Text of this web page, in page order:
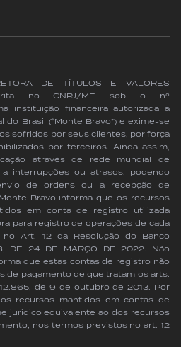
DE TÍTULOS E VALORES
no CNPJ/ME sob o nº
instituição financeira autorizada a
do Brasil (“Monte Bravo”) e exime-se
sofridos por seus clientes, por força
por terceiros. Ainda assim,
através de rede mundial de
interrupções ou atrasos, podendo
de ordens ou a recepção de
Bravo informa que os recursos
em conta de registro utilizada
para registro de operações de cada
Art. 12 da Resolução do Banco
DE 24 DE MARÇO DE 2022. Não
que estas contas de registro não
de pagamento de que tratam os arts.
de 9 de outubro de 2013. Por
recursos mantidos em contas de
jurídico equivalente ao dos recursos
nos termos previstos no art. 12